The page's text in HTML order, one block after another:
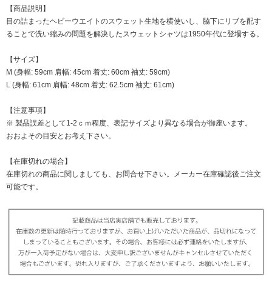
【商品説明】
目の詰まったヘビーウエイトのスウェット生地を横使いし、脇下にリブを配す
ることで洗い縮みの問題を解決したスウェットシャツは1950年代に登場する。
【サイズ】
M (身幅: 59cm 肩幅: 45cm 着丈: 60cm 袖丈: 59cm)
L (身幅: 61cm 肩幅: 48cm 着丈: 62.5cm 袖丈: 61cm)
【注意事項】
※ 製品誤差として1-2ｃｍ程度、表記サイズより異なる場合が御座います。
おおよその目安とお考え下さい。
【在庫切れの場合】
在庫切れの商品に関しましても、お問合せ下さい。メーカー在庫確認後ご注文
可能です。